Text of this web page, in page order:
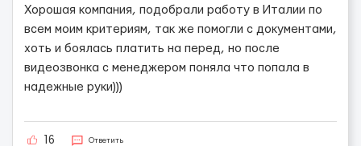
Хорошая компания, подобрали работу в Италии по
всем моим критериям, так же помогли с документами,
хоть и боялась платить на перед, но после
видеозвонка с менеджером поняла что попала в
надежные руки)))
16 Ответить